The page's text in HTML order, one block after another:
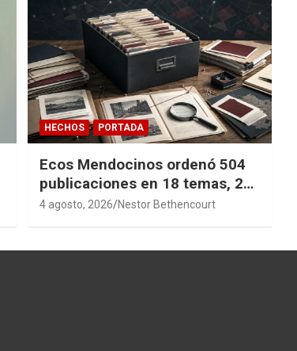
HECHOS PORTADA
Ecos Mendocinos ordenó 504
publicaciones en 18 temas, 27
sagas y 14 índices para
4 agosto, 2026 Nestor Bethencourt